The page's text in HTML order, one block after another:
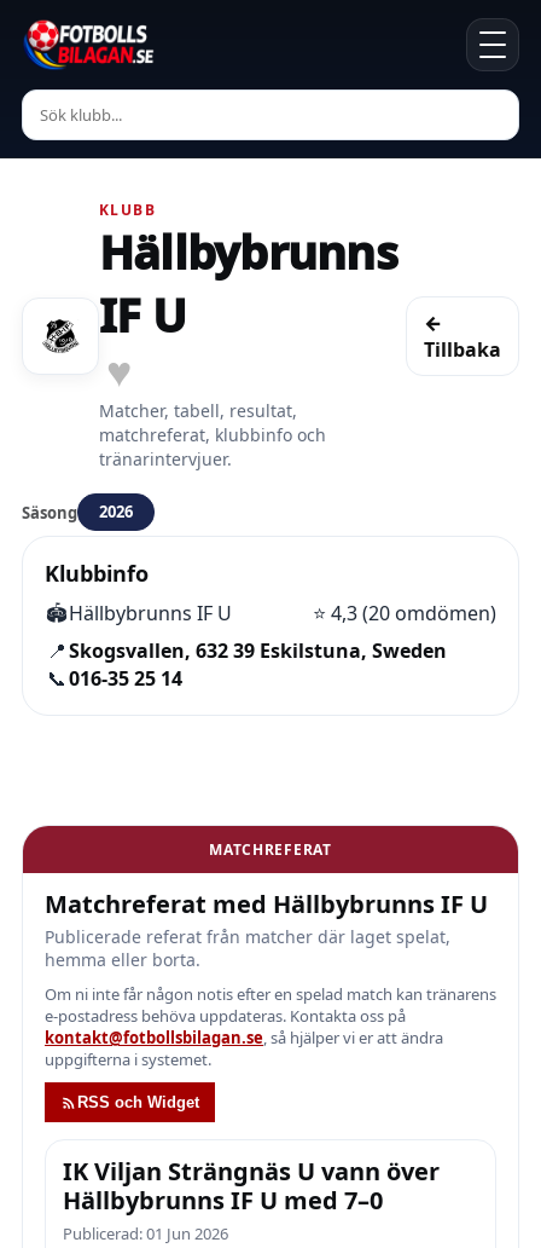
KLUBB
Hällbybrunns
IF U
♥
Matcher, tabell, resultat,
matchreferat, klubbinfo och
tränarintervjuer.
←
Tillbaka
Säsong 2026
Klubbinfo
🏟️Hällbybrunns IF U ⭐ 4,3 (20 omdömen)
📍Skogsvallen, 632 39 Eskilstuna, Sweden
📞016-35 25 14
MATCHREFERAT
Matchreferat med Hällbybrunns IF U
Publicerade referat från matcher där laget spelat,
hemma eller borta.
Om ni inte får någon notis efter en spelad match kan tränarens
e-postadress behöva uppdateras. Kontakta oss på
kontakt@fotbollsbilagan.se, så hjälper vi er att ändra
uppgifterna i systemet.
RSS och Widget
IK Viljan Strängnäs U vann över
Hällbybrunns IF U med 7–0
Publicerad: 01 Jun 2026